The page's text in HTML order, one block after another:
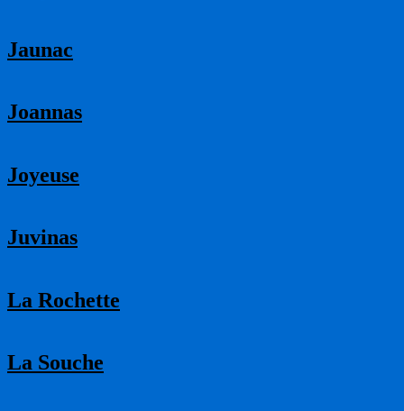
Jaunac
Joannas
Joyeuse
Juvinas
La Rochette
La Souche